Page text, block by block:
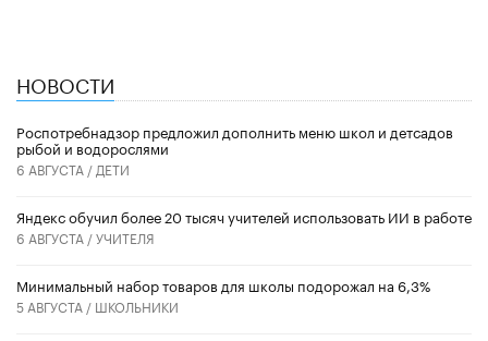
НОВОСТИ
Роспотребнадзор предложил дополнить меню школ и детсадов
рыбой и водорослями
6 АВГУСТА / ДЕТИ
​Яндекс обучил более 20 тысяч учителей использовать ИИ в работе
6 АВГУСТА /УЧИТЕЛЯ
Минимальный набор товаров для школы подорожал на 6,3%
5 АВГУСТА / ШКОЛЬНИКИ